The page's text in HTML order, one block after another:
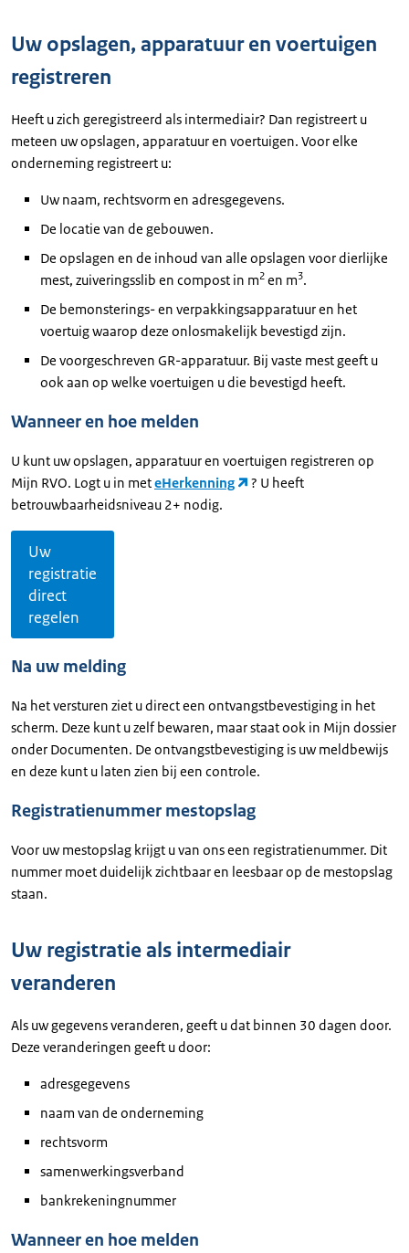
Uw opslagen, apparatuur en voertuigen
registreren
Heeft u zich geregistreerd als intermediair? Dan registreert u
meteen uw opslagen, apparatuur en voertuigen. Voor elke
onderneming registreert u:
Uw naam, rechtsvorm en adresgegevens.
De locatie van de gebouwen.
De opslagen en de inhoud van alle opslagen voor dierlijke
mest, zuiveringsslib en compost in m2 en m3.
De bemonsterings- en verpakkingsapparatuur en het
voertuig waarop deze onlosmakelijk bevestigd zijn.
De voorgeschreven GR-apparatuur. Bij vaste mest geeft u
ook aan op welke voertuigen u die bevestigd heeft.
Wanneer en hoe melden
U kunt uw opslagen, apparatuur en voertuigen registreren op
Mijn RVO. Logt u in meteHerkenning
? U heeft
betrouwbaarheidsniveau 2+ nodig.
Uw
registratie
direct
regelen
Na uw melding
Na het versturen ziet u direct een ontvangstbevestiging in het
scherm. Deze kunt u zelf bewaren, maar staat ook in Mijn dossier
onder Documenten. De ontvangstbevestiging is uw meldbewijs
en deze kunt u laten zien bij een controle.
Registratienummer mestopslag
Voor uw mestopslag krijgt u van ons een registratienummer. Dit
nummer moet duidelijk zichtbaar en leesbaar op de mestopslag
staan.
Uw registratie als intermediair
veranderen
Als uw gegevens veranderen, geeft u dat binnen 30 dagen door.
Deze veranderingen geeft u door:
adresgegevens
naam van de onderneming
rechtsvorm
samenwerkingsverband
bankrekeningnummer
Wanneer en hoe melden